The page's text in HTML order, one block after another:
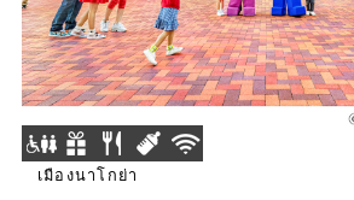
เมืองนาโกย่า